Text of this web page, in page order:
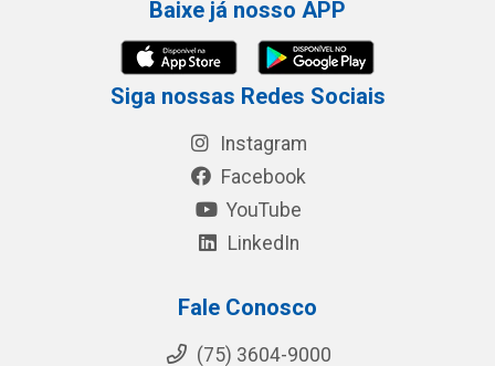
Baixe já nosso APP
Siga nossas Redes Sociais
Instagram
Facebook
YouTube
LinkedIn
Fale Conosco
(75) 3604-9000